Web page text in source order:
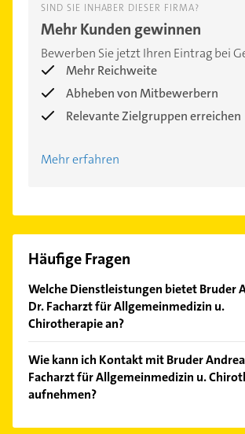
SIND SIE INHABER DIESER FIRMA?
Mehr Kunden gewinnen
Bewerben Sie jetzt Ihren Eintrag bei
Mehr Reichweite
Abheben von Mitbewerbern
Relevante Zielgruppen erreichen
Mehr erfahren
Häufige Fragen
Welche Dienstleistungen bietet Bruder
Dr. Facharzt für Allgemeinmedizin u.
Chirotherapie an?
Blutdruckmessung, praktischer Arzt,
und Impfungen.
Wie kann ich Kontakt mit Bruder
Facharzt für Allgemeinmedizin u.
aufnehmen?